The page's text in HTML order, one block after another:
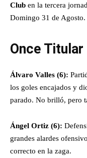
Club en la tercera
Domingo 31 de Agosto.
Once Titular
Álvaro Valles (6):
los goles encajados y
parado. No brilló, pero
Ángel Ortiz (6):
grandes alardes
correcto en la zaga.